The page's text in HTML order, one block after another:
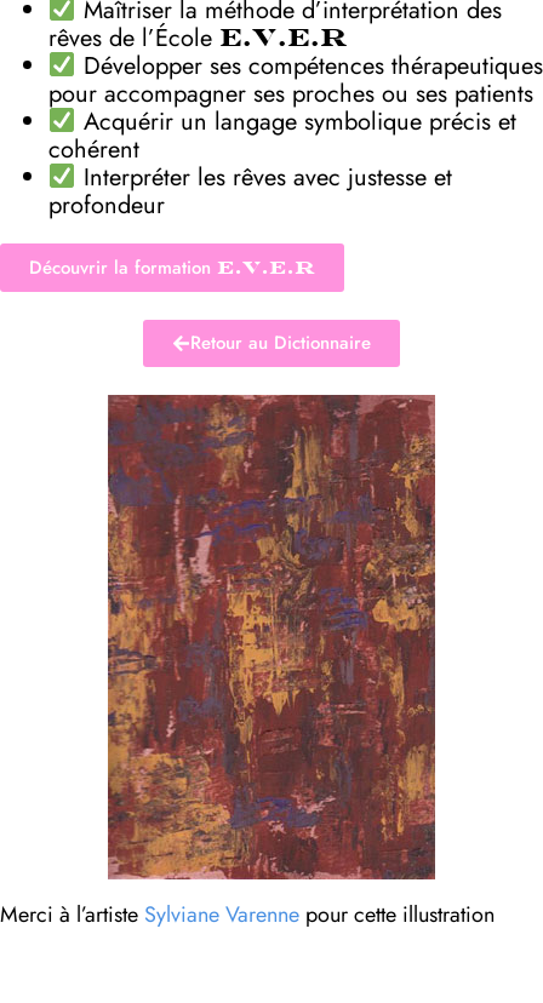
Maîtriser la méthode d’interprétation des
rêves de l’École E.V.E.R
Développer ses compétences thérapeutiques
pour accompagner ses proches ou ses patients
Acquérir un langage symbolique précis et
cohérent
Interpréter les rêves avec justesse et
profondeur
Découvrir la formation E.V.E.R
Retour au Dictionnaire
Merci à l’artiste Sylviane Varenne pour cette illustration